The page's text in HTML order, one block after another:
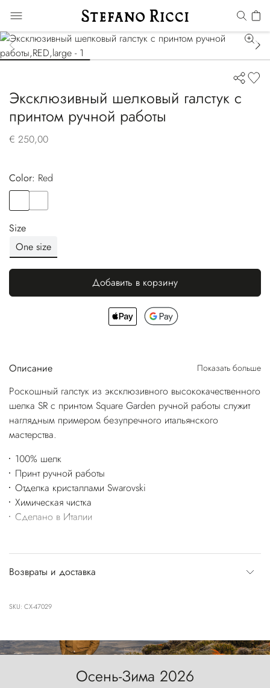
Эксклюзивный шелковый галстук с
принтом ручной работы
€ 250,00
Color:
red
Size
One size
Добавить в корзину
Описание Показать больше
Роскошный галстук из эксклюзивного высококачественного
шелка SR с принтом Square Garden ручной работы служит
наглядным примером безупречного итальянского
мастерства.
100% шелк
Принт ручной работы
Отделка кристаллами Swarovski
Химическая чистка
Сделано в Италии
Возвраты и доставка
SKU: CX-47029
Осень-Зима 2026